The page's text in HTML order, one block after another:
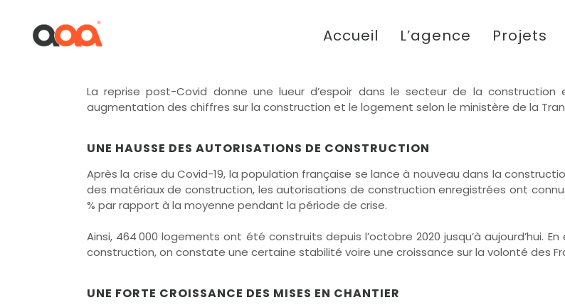
Accueil L’agence Projets
LES SECTEURS DE LA CONSTRUCTION ET DU
La reprise post-Covid donne une lueur d’espoir dans le secteur de la
augmentation des chiffres sur la construction et le logement selon le ministère de la
UNE HAUSSE DES AUTORISATIONS DE CONSTRUCTION
Après la crise du Covid-19, la population française se lance à nouveau dans la
des matériaux de construction, les autorisations de construction enregistrées ont
% par rapport à la moyenne pendant la période de crise.
Ainsi, 464 000 logements ont été construits depuis l’octobre 2020 jusqu’à aujourd’hui.
construction, on constate une certaine stabilité voire une croissance sur la volonté des
UNE FORTE CROISSANCE DES MISES EN CHANTIER